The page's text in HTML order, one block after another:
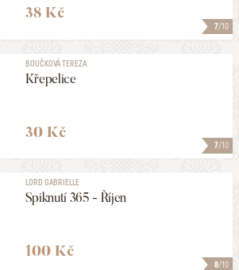
7/10
38 Kč
7/10
BOUČKOVÁ TEREZA
Křepelice
30 Kč
8/10
LORD GABRIELLE
Spiknutí 365 - Říjen
100 Kč